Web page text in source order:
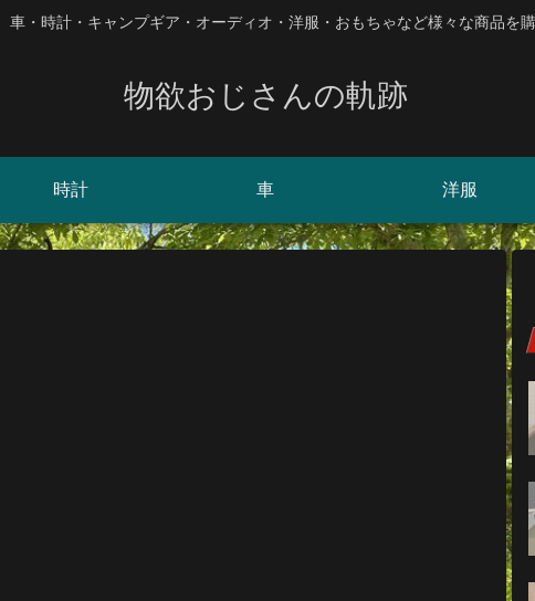
車・時計・キャンプギア・オーディオ・洋服・おもちゃなど様々な商品を
物欲おじさんの軌跡
時計 車 洋服